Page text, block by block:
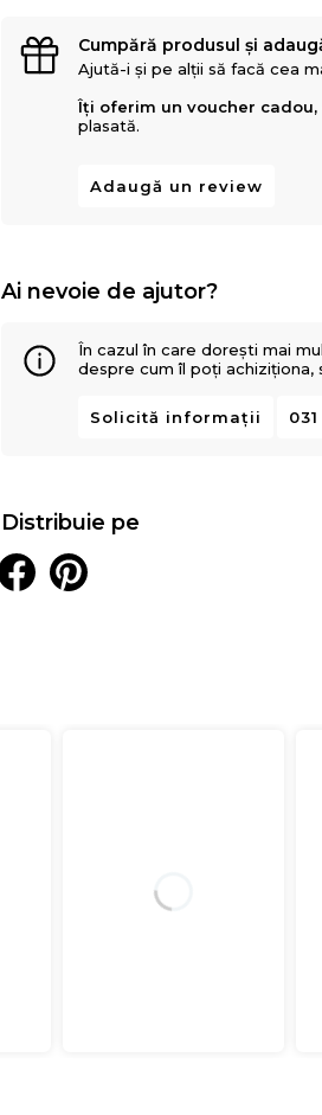
Cumpără produsul și
Ajută-i și pe alții să facă cea
Îți oferim un voucher cadou,
plasată.
Adaugă un review
Ai nevoie de ajutor?
În cazul în care dorești mai
despre cum îl poți achiziționa,
Solicită informații
Distribuie pe